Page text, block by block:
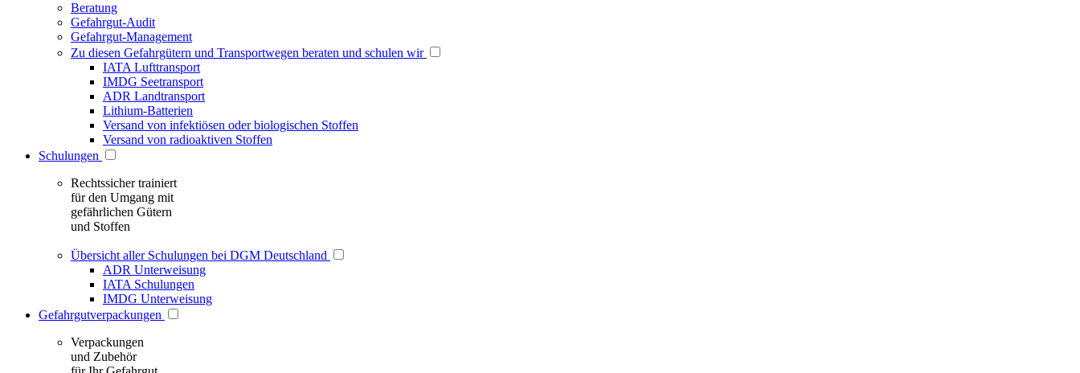
Beratung
Gefahrgut-Audit
Gefahrgut-Management
Zu diesen Gefahrgütern und Transportwegen beraten und schulen wir
IATA Lufttransport
IMDG Seetransport
ADR Landtransport
Lithium-Batterien
Versand von infektiösen oder biologischen Stoffen
Versand von radioaktiven Stoffen
Schulungen
Rechtssicher trainiert
für den Umgang mit
gefährlichen Gütern
und Stoffen
Übersicht aller Schulungen bei DGM Deutschland
ADR Unterweisung
IATA Schulungen
IMDG Unterweisung
Gefahrgutverpackungen
Verpackungen
und Zubehör